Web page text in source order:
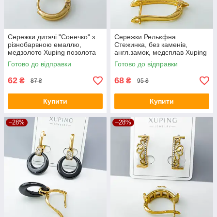
Сережки дитячі "Сонечко" з
різнобарвною емаллю,
медзолото Xuping позолота
18К, дитячі
Готово до відправки
62 ₴ 87 ₴
Купити
Сережки Рельєфна
Стежинка, без каменів,
англ.замок, медсплав Xuping
позолота 18K
Готово до відправки
68 ₴ 95 ₴
Купити
–28% –28%